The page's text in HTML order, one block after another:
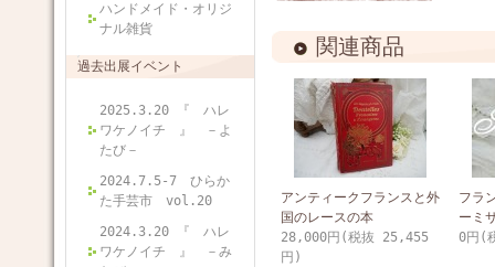
ハンドメイド・オリジ
ナル雑貨
過去出展イベント
2025.3.20 『 ハレ
ワケノイチ 』 －よ
たび－
2024.7.5-7 ひらか
た手芸市 vol.20
2024.3.20 『 ハレ
ワケノイチ 』 －み
関連商品
アンティークフランスと外
国のレースの本
28,000円(税抜 25,455
円)
フラ
ーミ
0円(